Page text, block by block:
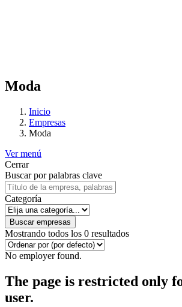
Moda
Inicio
Empresas
Moda
Ver menú
Cerrar
Buscar por palabras clave
Categoría
Buscar empresas
Mostrando todos los 0 resultados
No employer found.
The page is restricted only
user.